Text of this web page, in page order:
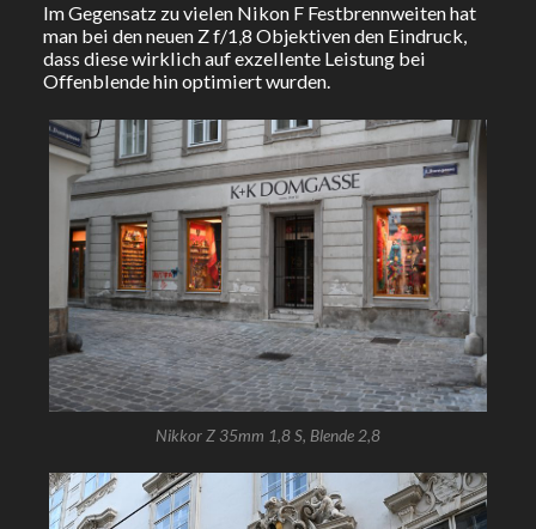
Im Gegensatz zu vielen Nikon F Festbrennweiten hat
man bei den neuen Z f/1,8 Objektiven den Eindruck,
dass diese wirklich auf exzellente Leistung bei
Offenblende hin optimiert wurden.
Nikkor Z 35mm 1,8 S, Blende 2,8